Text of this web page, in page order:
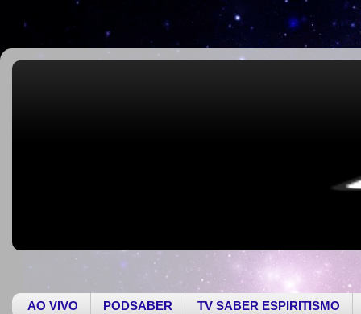
AO VIVO PODSABER TV SABER ESPIRITISMO